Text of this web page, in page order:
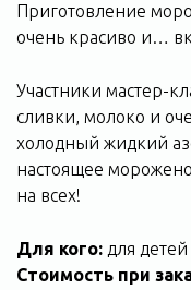
Приготовление
очень красиво и…
Участники мастер-
сливки, молоко и
холодный жидкий
настоящее
на всех!
Для кого: для
Стоимость при